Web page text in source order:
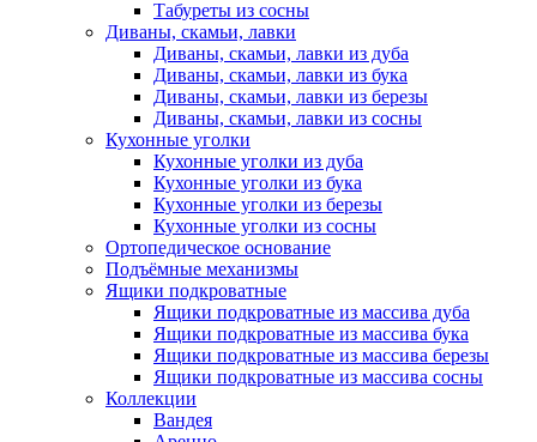
Табуреты из сосны
Диваны, скамьи, лавки
Диваны, скамьи, лавки из дуба
Диваны, скамьи, лавки из бука
Диваны, скамьи, лавки из березы
Диваны, скамьи, лавки из сосны
Кухонные уголки
Кухонные уголки из дуба
Кухонные уголки из бука
Кухонные уголки из березы
Кухонные уголки из сосны
Ортопедическое основание
Подъёмные механизмы
Ящики подкроватные
Ящики подкроватные из массива дуба
Ящики подкроватные из массива бука
Ящики подкроватные из массива березы
Ящики подкроватные из массива сосны
Коллекции
Вандея